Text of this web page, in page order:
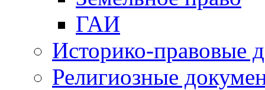
ГАИ
Историко-правовые
Религиозные